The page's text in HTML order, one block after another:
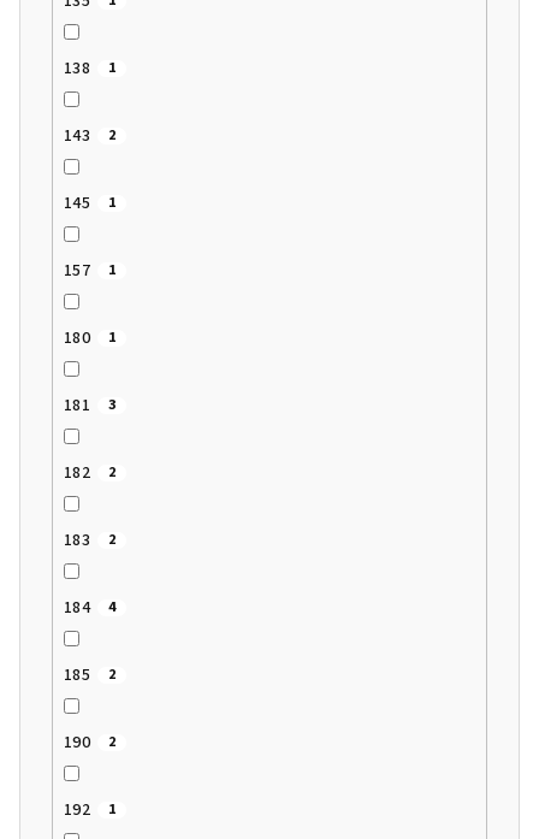
138 1
143 2
145 1
157 1
180 1
181 3
182 2
183 2
184 4
185 2
190 2
192 1